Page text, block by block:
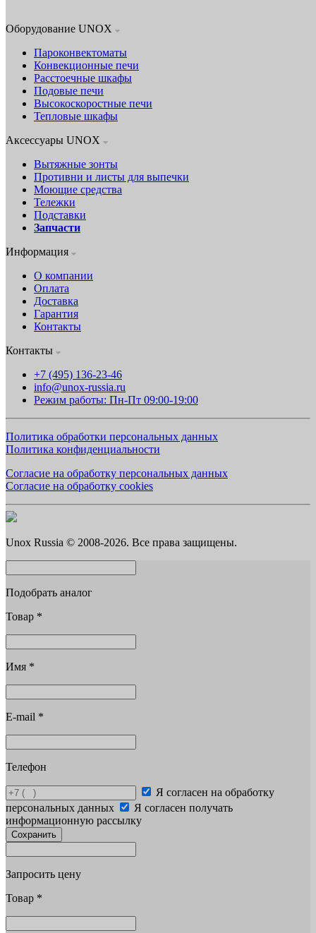
Оборудование UNOX
Пароконвектоматы
Конвекционные печи
Расстоечные шкафы
Подовые печи
Высокоскоростные печи
Тепловые шкафы
Аксессуары UNOX
Вытяжные зонты
Противни и листы для выпечки
Моющие средства
Тележки
Подставки
Запчасти
Информация
О компании
Оплата
Доставка
Гарантия
Контакты
Контакты
+7 (495) 136-23-46
info@unox-russia.ru
Режим работы: Пн-Пт 09:00-19:00
Политика обработки персональных данных
Политика конфиденциальности
Согласие на обработку персональных данных
Согласие на обработку cookies
Unox Russia © 2008-2026. Все права защищены.
Подобрать аналог
Товар *
Имя *
E-mail *
Телефон
Я согласен на обработку
персональных данных
Я согласен получать
информационную рассылку
Сохранить
Запросить цену
Товар *